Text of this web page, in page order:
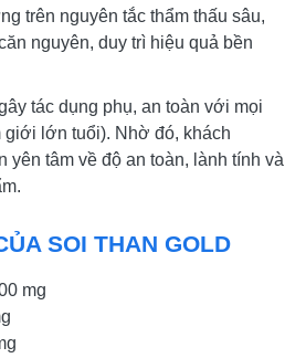
trên nguyên tắc thẩm thấu sâu,
nguyên, duy trì hiệu quả bền
tác dụng phụ, an toàn với mọi
lớn tuổi). Nhờ đó, khách
yên tâm về độ an toàn, lành tính và
SOI THAN GOLD
mg